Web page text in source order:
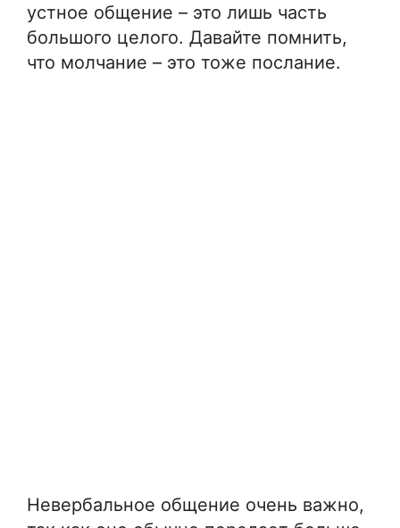
устное общение – это лишь часть
большого целого. Давайте помнить,
что молчание – это тоже послание.
Невербальное общение очень важно,